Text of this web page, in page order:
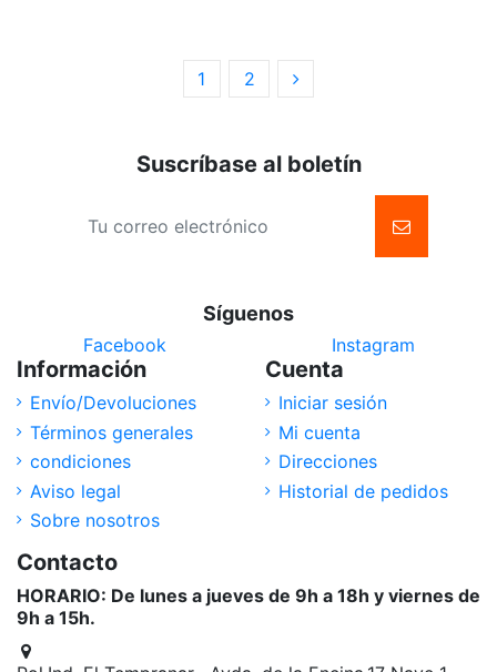
1 2
Suscríbase al boletín
Síguenos
Facebook Instagram
Información
Envío/Devoluciones
Términos generales
condiciones
Aviso legal
Sobre nosotros
Cuenta
Iniciar sesión
Mi cuenta
Direcciones
Historial de pedidos
Contacto
HORARIO: De lunes a jueves de 9h a 18h y viernes de
9h a 15h.